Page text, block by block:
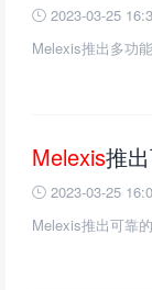
2023-03-25
Melexis推出多功
Melexis推出
2023-03-25
Melexis推出可靠